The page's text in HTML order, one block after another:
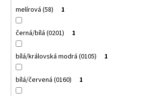
melírová (58) 1
černá/bílá (0201) 1
bílá/královská modrá (0105) 1
bílá/červená (0160) 1